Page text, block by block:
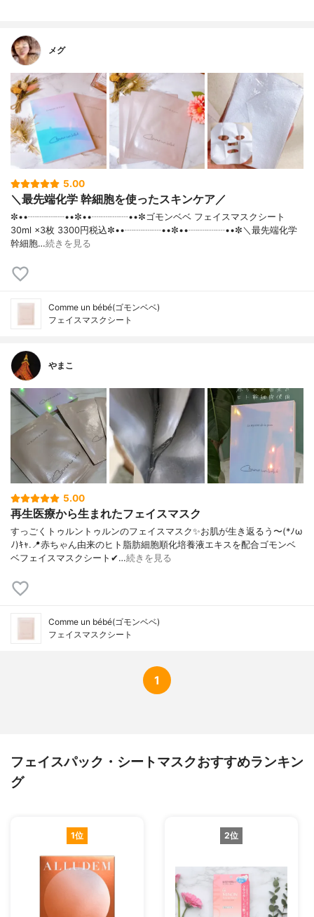
内容量のバリエーション
メグ
5.00
＼最先端化学 幹細胞を使ったスキンケア／
✼••┈┈┈┈••✼••┈┈┈┈••✼ゴモンベベ フェイスマスクシート
30ml ×3枚 3300円税込✼••┈┈┈┈••✼••┈┈┈┈••✼＼最先端化学
幹細胞…続きを見る
Comme un bébé(ゴモンベベ)
フェイスマスクシート
やまこ
5.00
再生医療から生まれたフェイスマスク
すっごくトゥルントゥルンのフェイスマスク✨お肌が生き返るう〜(*ﾉω
ﾉ)ｷｬ.📍赤ちゃん由来のヒト脂肪細胞順化培養液エキスを配合ゴモンベ
ベフェイスマスクシート✔…続きを見る
Comme un bébé(ゴモンベベ)
フェイスマスクシート
1
フェイスパック・シートマスクおすすめランキン
グ
1位 2位